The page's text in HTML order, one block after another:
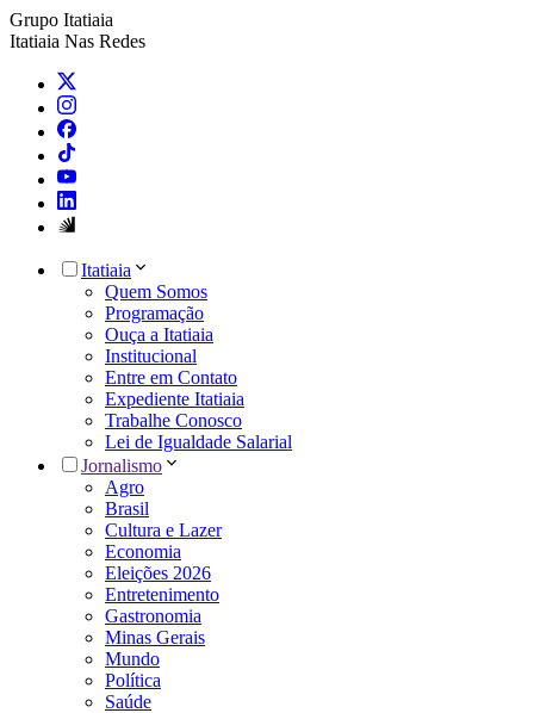
Grupo Itatiaia
Itatiaia Nas Redes
Itatiaia
Quem Somos
Programação
Ouça a Itatiaia
Institucional
Entre em Contato
Expediente Itatiaia
Trabalhe Conosco
Lei de Igualdade Salarial
Jornalismo
Agro
Brasil
Cultura e Lazer
Economia
Eleições 2026
Entretenimento
Gastronomia
Minas Gerais
Mundo
Política
Saúde